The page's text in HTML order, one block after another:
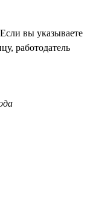
Если вы указываете
работодатель